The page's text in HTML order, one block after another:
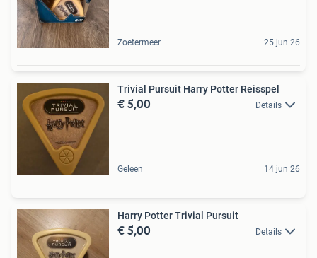
Zoetermeer 25 jun 26
Trivial Pursuit Harry Potter Reisspel
€ 5,00 Details
Geleen 14 jun 26
Harry Potter Trivial Pursuit
€ 5,00 Details